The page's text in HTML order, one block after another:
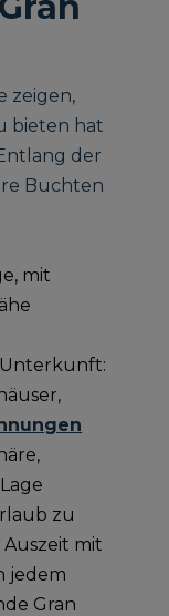
zeigen,
bieten hat
der
Buchten
mit
Unterkunft:
zu
mit
jedem
Gran